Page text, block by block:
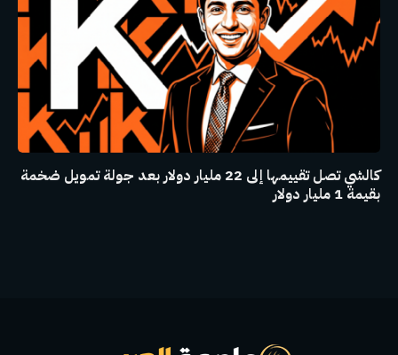
كالشي تصل تقييمها إلى 22 مليار دولار بعد جولة تمويل ضخمة
بقيمة 1 مليار دولار